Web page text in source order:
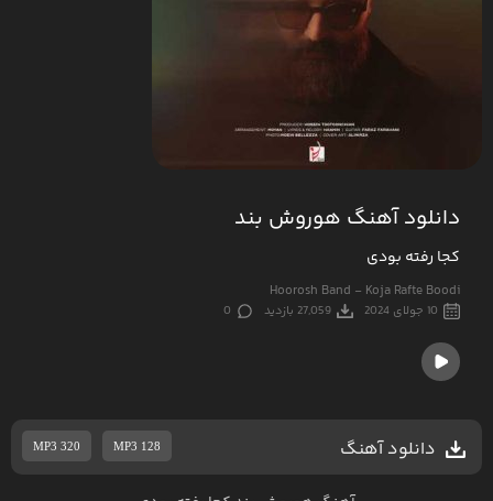
دانلود آهنگ هوروش بند
کجا رفته بودی
Hoorosh Band - Koja Rafte Boodi
10 جولای 2024 27,059 بازدید 0
دانلود آهنگ MP3 320 MP3 128